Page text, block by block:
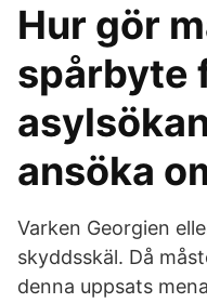
Hur gör
spårbyte
ansöka
Varken Georgien
skyddsskäl. Då
denna uppsats